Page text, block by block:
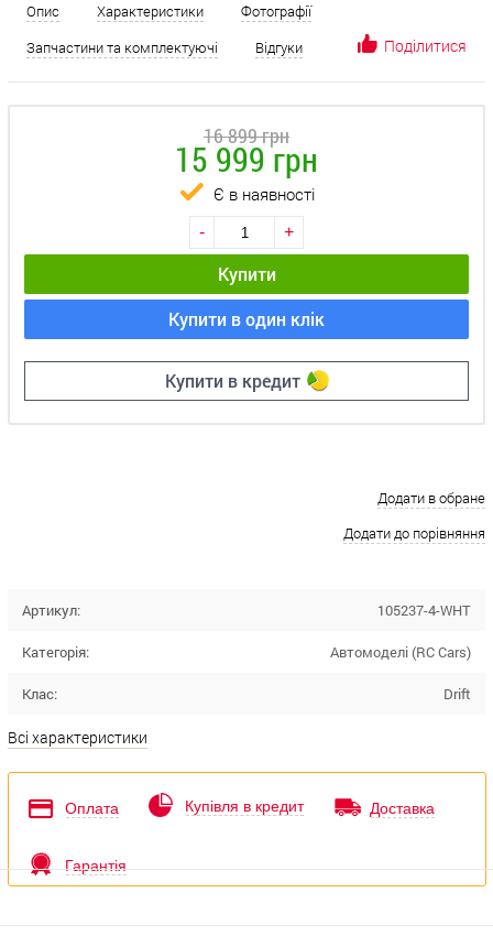
Опис Характеристики
Фотографії
Запчастини та комплектуючі
Відгуки Поділитися
16 899 грн
15 999 грн
Є в наявності
- +
Купити
Купити в один клік
Купити в кредит
Додати в обране
Додати до порівняння
Артикул: 105237-4-WHT
Категорія: Автомоделі (RC Cars)
Клас: Drift
Всі характеристики
Оплата Купівля в кредит Доставка
Гарантія